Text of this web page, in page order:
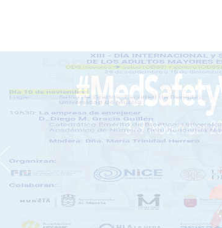
– Presentación del Modelo de atención
Planificación Compartida de la Atención del 26 al
Adultos Mayores en Murcia 2025